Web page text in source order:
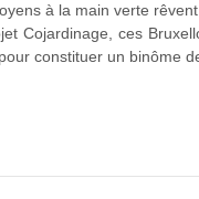
à la main verte
Cojardinage, ces
constituer un binôme